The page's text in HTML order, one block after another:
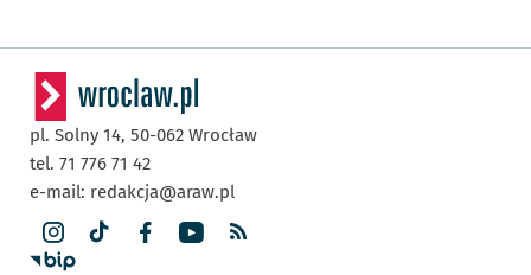
pl. Solny 14, 50-062 Wrocław
tel. 71 776 71 42
e-mail: redakcja@araw.pl